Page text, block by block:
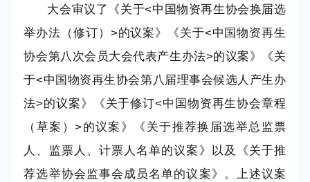
大会审议了《关于<中国物资再生协会换届选
举办法（修订） >的议案》《关于<中国物资再生
协会第八次会员大会代表产生办法>的议案》《关
于<中国物资再生协会第八届理事会候选人产生办
法>的议案》《关于修订<中国物资再生协会章程
（草案）> 的议案》《关于推荐换届选举总监票
人、监票人、计票人名单的议案》以及《关于推
荐选举协会监事会成员名单的议案》。上述议案